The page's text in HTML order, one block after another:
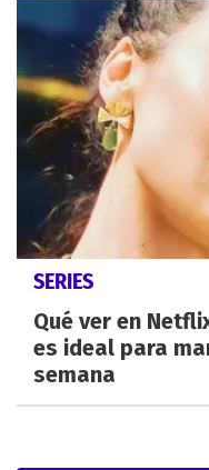
SERIES
Qué ver en
es ideal para
semana